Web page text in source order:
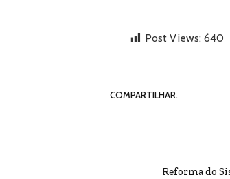
Post Views: 640
COMPARTILHAR.
Reforma do